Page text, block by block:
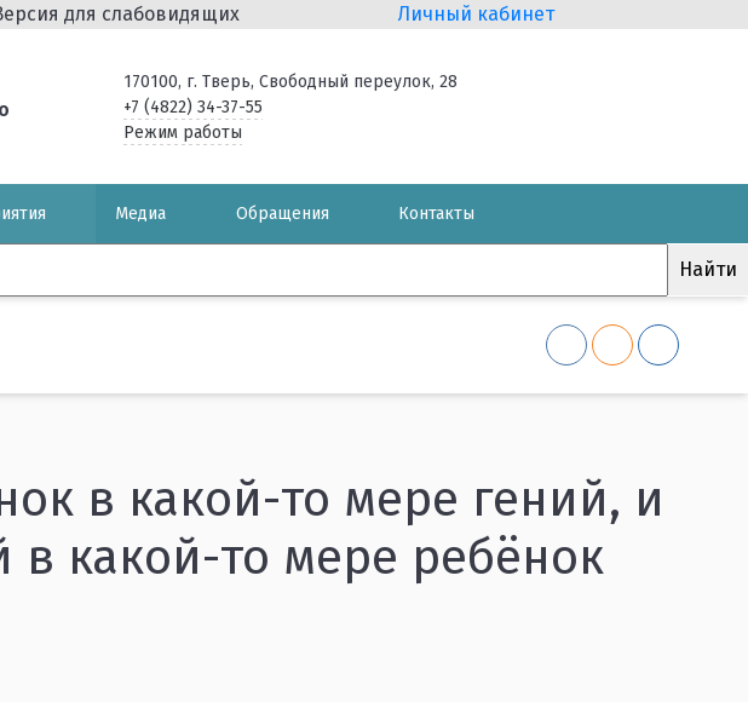
для слабовидящих Личный кабинет
170100, г. Тверь, Свободный переулок, 28
+7 (4822) 34-37-55
Режим работы
Медиа Обращения Контакты
в какой-то мере гений, и
в какой-то мере ребёнок